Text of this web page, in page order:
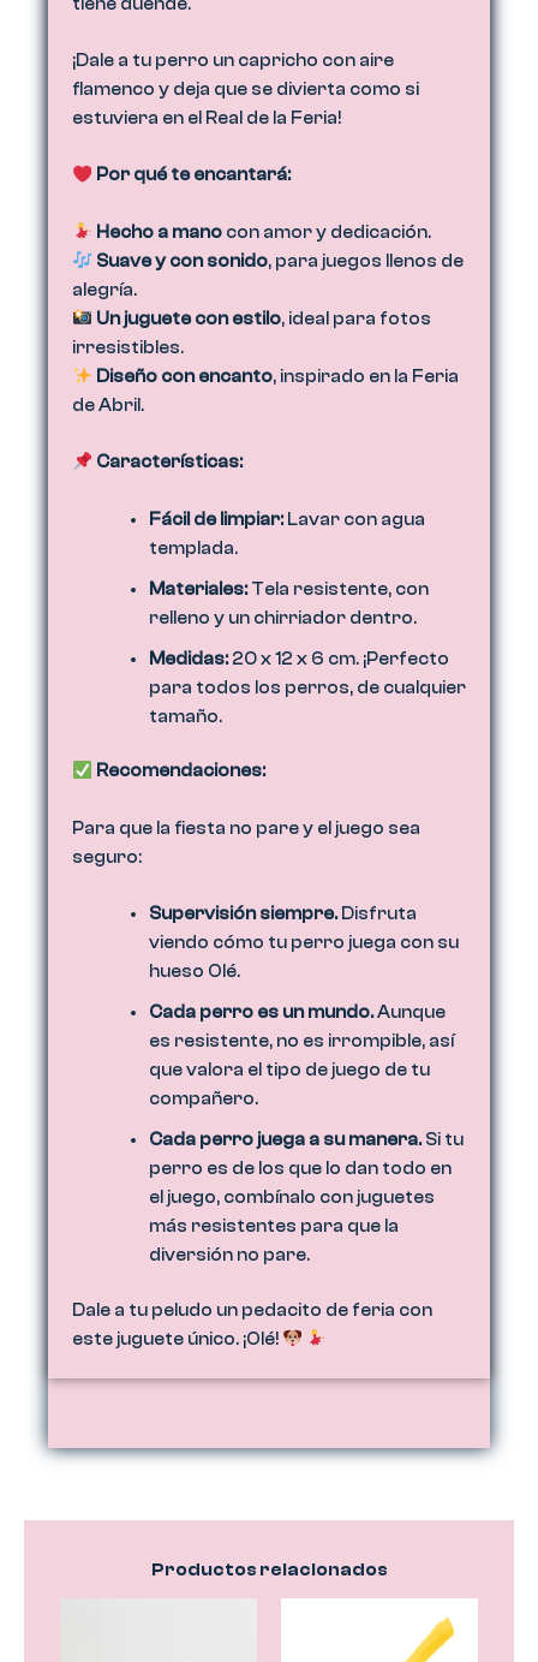
¡Dale a tu perro un capricho con aire
flamenco y deja que se divierta como si
estuviera en el Real de la Feria!
Por qué te encantará:
Hecho a manocon amor y dedicación.
Suave y con sonido, para juegos llenos de
alegría.
Un juguete con estilo, ideal para fotos
irresistibles.
Diseño con encanto, inspirado en la Feria
de Abril.
Características:
Fácil de limpiar:Lavar con agua
templada.
Materiales:Tela resistente, con
relleno y un chirriador dentro.
Medidas:20 x 12 x 6 cm. ¡Perfecto
para todos los perros, de cualquier
tamaño.
Recomendaciones:
Para que la fiesta no pare y el juego sea
seguro:
Supervisión siempre.Disfruta
viendo cómo tu perro juega con su
hueso Olé.
Cada perro es un mundo.Aunque
es resistente, no es irrompible, así
que valora el tipo de juego de tu
compañero.
Cada perro juega a su manera.Si tu
perro es de los que lo dan todo en
el juego, combínalo con juguetes
más resistentes para que la
diversión no pare.
Dale a tu peludo un pedacito de feria con
este juguete único. ¡Olé!
Productos relacionados